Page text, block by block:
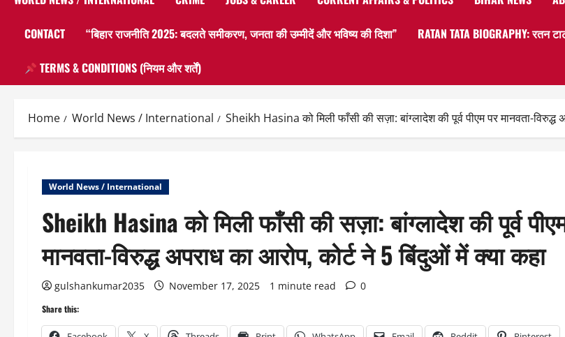
CONTACT “बिहार राजनीति 2025: बदलते समीकरण, जनता की उम्मीदें और भविष्य की दिशा” RATAN TATA BIOGRAPHY: रतन
TERMS & CONDITIONS (नियम और शर्तें)
Home World News / International Sheikh Hasina को मिली फाँसी की सज़ा: बांग्लादेश की पूर्व पीएम पर मानवता-
World News / International
Sheikh Hasina को मिली फाँसी की सज़ा: बांग्लादेश की पूर्व
मानवता-विरुद्ध अपराध का आरोप, कोर्ट ने 5 बिंदुओं में क्या कहा
gulshankumar2035 November 17, 2025 1 minute read 0
Share this: